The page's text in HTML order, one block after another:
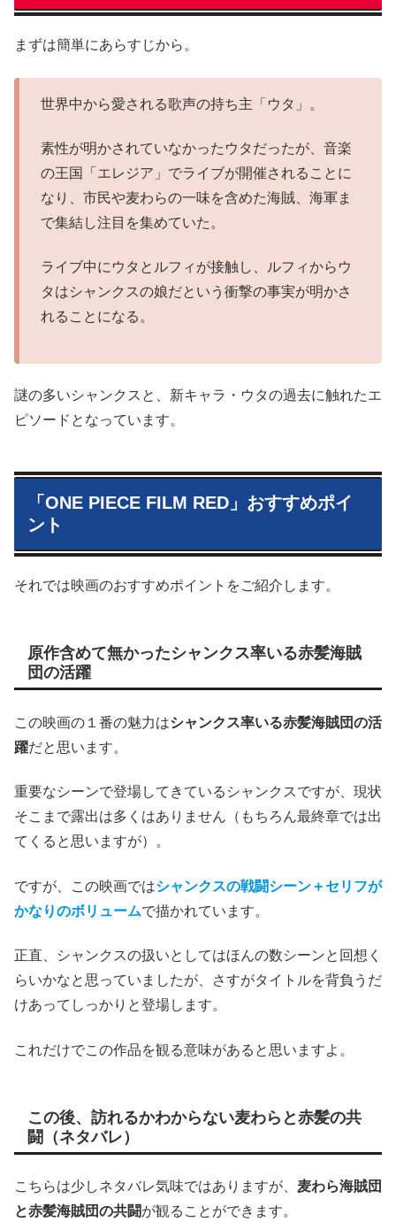
まずは簡単にあらすじから。
世界中から愛される歌声の持ち主「ウタ」。
素性が明かされていなかったウタだったが、音楽
の王国「エレジア」でライブが開催されることに
なり、市民や麦わらの一味を含めた海賊、海軍ま
で集結し注目を集めていた。
ライブ中にウタとルフィが接触し、ルフィからウ
タはシャンクスの娘だという衝撃の事実が明かさ
れることになる。
謎の多いシャンクスと、新キャラ・ウタの過去に触れたエ
ピソードとなっています。
「ONE PIECE FILM RED」おすすめポイ
ント
それでは映画のおすすめポイントをご紹介します。
原作含めて無かったシャンクス率いる赤髪海賊
団の活躍
この映画の１番の魅力はシャンクス率いる赤髪海賊団の活
躍だと思います。
重要なシーンで登場してきているシャンクスですが、現状
そこまで露出は多くはありません（もちろん最終章では出
てくると思いますが）。
ですが、この映画ではシャンクスの戦闘シーン＋セリフが
かなりのボリュームで描かれています。
正直、シャンクスの扱いとしてはほんの数シーンと回想く
らいかなと思っていましたが、さすがタイトルを背負うだ
けあってしっかりと登場します。
これだけでこの作品を観る意味があると思いますよ。
この後、訪れるかわからない麦わらと赤髪の共
闘（ネタバレ）
こちらは少しネタバレ気味ではありますが、 麦わら海賊団
と赤髪海賊団の共闘が観ることができます。